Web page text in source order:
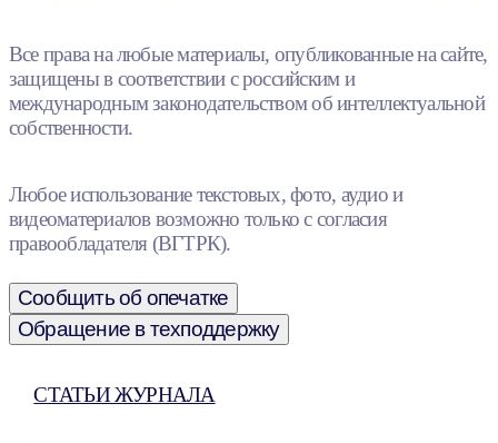
Все права на любые материалы, опубликованные на сайте,
защищены в соответствии с российским и
международным законодательством об интеллектуальной
собственности.
Любое использование текстовых, фото, аудио и
видеоматериалов возможно только с согласия
правообладателя (ВГТРК).
Сообщить об опечатке
Обращение в техподдержку
СТАТЬИ ЖУРНАЛА